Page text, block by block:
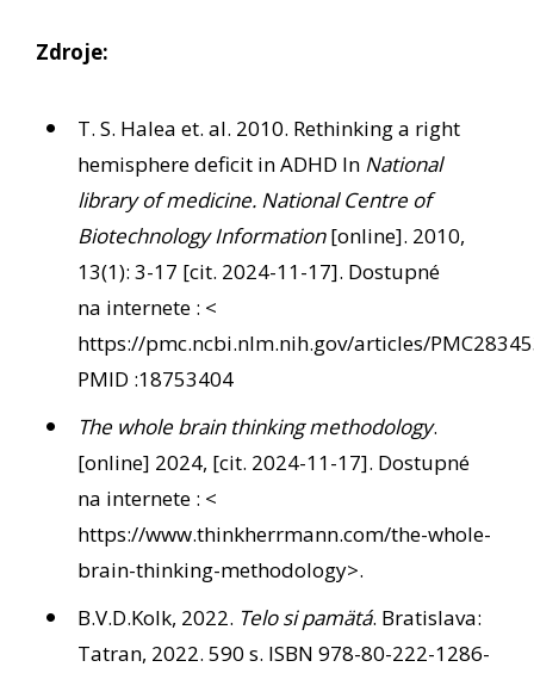
Zdroje:
T. S. Halea et. al. 2010. Rethinking a right
hemisphere deficit in ADHD In National
library of medicine. National Centre of
Biotechnology Information[online]. 2010,
13(1): 3-17 [cit. 2024-11-17]. Dostupné
na internete : <
https://pmc.ncbi.nlm.nih.gov/articles/
PMID :18753404
The whole brain thinking methodology.
[online] 2024, [cit. 2024-11-17]. Dostupné
na internete : <
https://www.thinkherrmann.com/the-whole-
brain-thinking-methodology>.
B.V.D.Kolk, 2022. Telo si pamätá. Bratislava:
Tatran, 2022. 590 s. ISBN 978-80-222-1286-